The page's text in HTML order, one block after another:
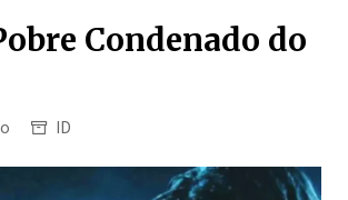
Condenado do
ID